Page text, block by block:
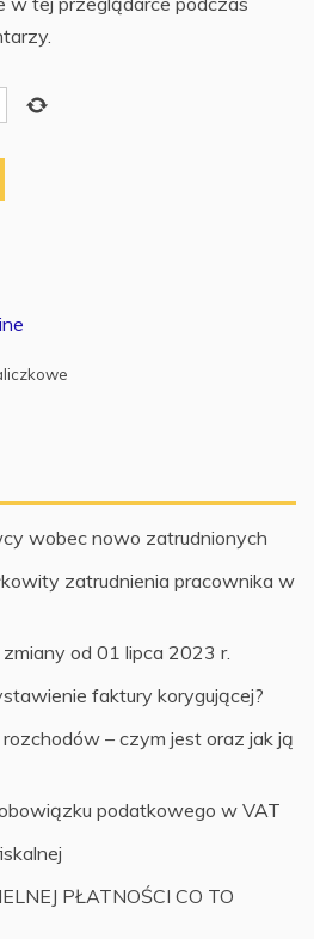
wobec nowo zatrudnionych
zatrudnienia pracownika w
od 01 lipca 2023 r.
faktury korygującej?
– czym jest oraz jak ją
podatkowego w VAT
PŁATNOŚCI CO TO